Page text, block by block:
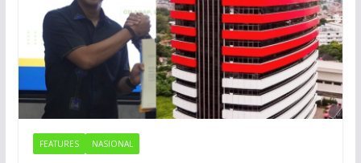
FEATURES NASIONAL